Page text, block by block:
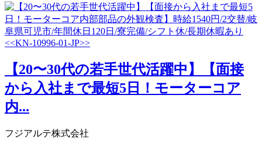
【20〜30代の若手世代活躍中】【面接
から入社まで最短5日！モーターコア
内...
フジアルテ株式会社